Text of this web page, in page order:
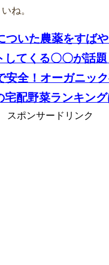
ね。
ついた農薬をすばや
てくる〇〇が話題
安全！オーガニッ
宅配野菜ランキン
スポンサードリンク